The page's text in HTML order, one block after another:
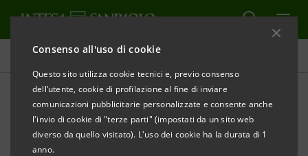
Consenso all'uso di cookie
Questo sito utilizza cookie tecnici e, previo consenso
dell’utente, cookie di profilazione al fine di inviare
comunicazioni pubblicitarie personalizzate e consente anche
l'invio di cookie di "terze parti" (impostati da un sito web
diverso da quello visitato). L'uso dei cookie ha la durata di 1
anno.
Comunicati stampa
STAMPA AGGIORNA
Comunicato stampa
INTESA SANPAOLO: CON TORINO E NAPOLI SI